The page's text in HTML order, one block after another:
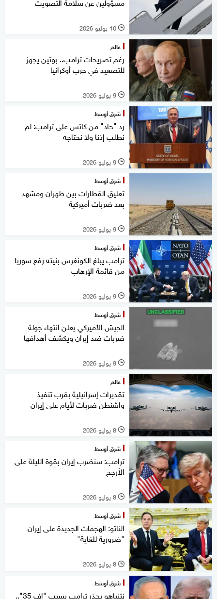
l 10 يوليو 2026
عالم
رغم تصريحات ترامب.. بوتين يجهز
للتصعيد في حرب أوكرانيا
l 9 يوليو 2026
شرق أوسط
رد "حاد" من كاتس على ترامب: لم
نطلب إذنا ولا نحتاجه
l 9 يوليو 2026
شرق أوسط
تعليق القطارات بين طهران ومشهد
بعد ضربات أميركية
l 9 يوليو 2026
شرق أوسط
ترامب يبلغ الكونغرس بنيته رفع سوريا
من قائمة الإرهاب
l 9 يوليو 2026
شرق أوسط
الجيش الأميركي يعلن انتهاء جولة
ضربات ضد إيران ويكشف أهدافها
l 9 يوليو 2026
عالم
تقديرات إسرائيلية بقرب تنفيذ
واشنطن ضربات لأيام على إيران
l 8 يوليو 2026
شرق أوسط
ترامب: سنضرب إيران بقوة الليلة على
الأرجح
l 8 يوليو 2026
شرق أوسط
الناتو: الهجمات الجديدة على إيران
"ضرورية للغاية"
l 8 يوليو 2026
شرق أوسط
نتنياهو يحذر ترامب بسبب "إف 35"..